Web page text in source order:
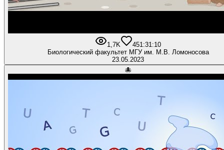
1,7K 451:31:10
Биологический факультет МГУ им. М.В. Ломоносова
23.05.2023
🐙